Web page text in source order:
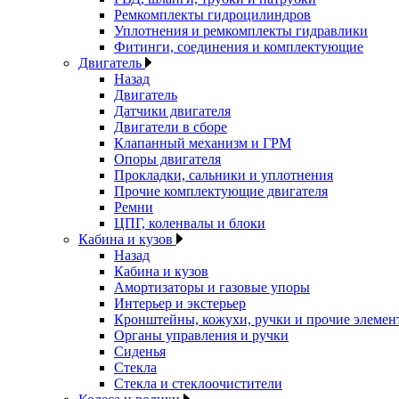
Ремкомплекты гидроцилиндров
Уплотнения и ремкомплекты гидравлики
Фитинги, соединения и комплектующие
Двигатель
Назад
Двигатель
Датчики двигателя
Двигатели в сборе
Клапанный механизм и ГРМ
Опоры двигателя
Прокладки, сальники и уплотнения
Прочие комплектующие двигателя
Ремни
ЦПГ, коленвалы и блоки
Кабина и кузов
Назад
Кабина и кузов
Амортизаторы и газовые упоры
Интерьер и экстерьер
Кронштейны, кожухи, ручки и прочие
Органы управления и ручки
Сиденья
Стекла
Стекла и стеклоочистители